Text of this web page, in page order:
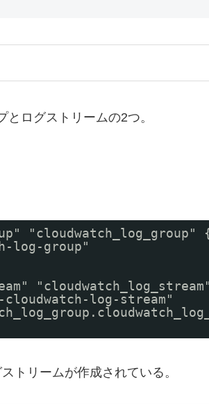
ログストリームの2つ。
"cloudwatch_log_group"
log-group"
cloudwatch-log-stream"
トリームが作成されている。